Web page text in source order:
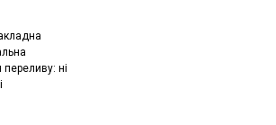
переливу: ні